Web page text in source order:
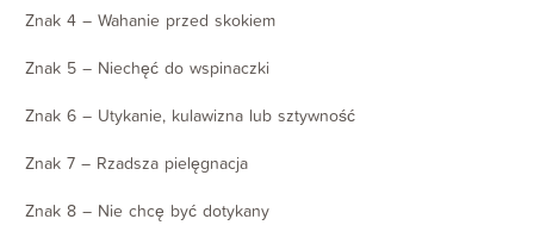
Znak 4 – Wahanie przed skokiem
Znak 5 – Niechęć do wspinaczki
Znak 6 – Utykanie, kulawizna lub sztywność
Znak 7 – Rzadsza pielęgnacja
Znak 8 – Nie chcę być dotykany